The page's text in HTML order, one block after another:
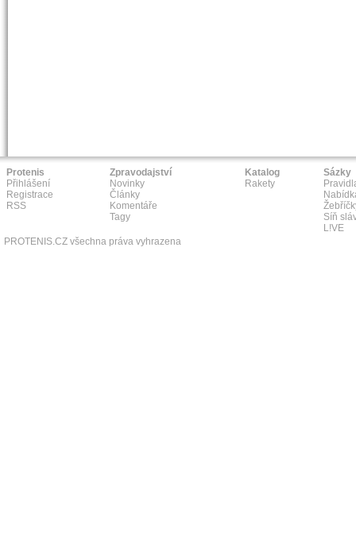
Protenis
Přihlášení
Registrace
RSS
Zpravodajství
Novinky
Články
Komentáře
Tagy
Katalog
Rakety
Sázky
Síň
L!VE
PROTENIS.CZ všechna práva vyhrazena